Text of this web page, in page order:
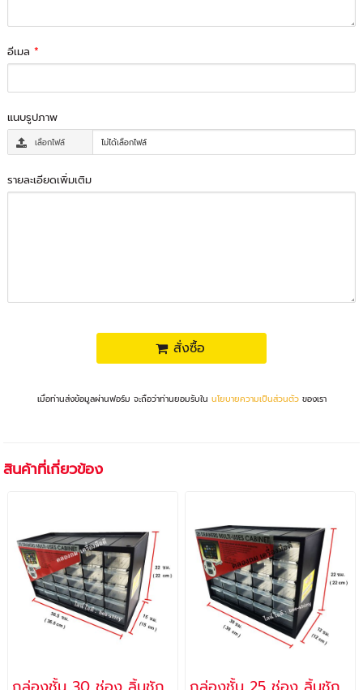
อีเมล*
แนบรูปภาพ
เลือกไฟล์ ไม่ได้เลือกไฟล์
รายละเอียดเพิ่มเติม
สั่งซื้อ
เมื่อท่านส่งข้อมูลผ่านฟอร์ม จะถือว่าท่านยอมรับใน นโยบายความเป็นส่วนตัวของเรา
สินค้าที่เกี่ยวข้อง